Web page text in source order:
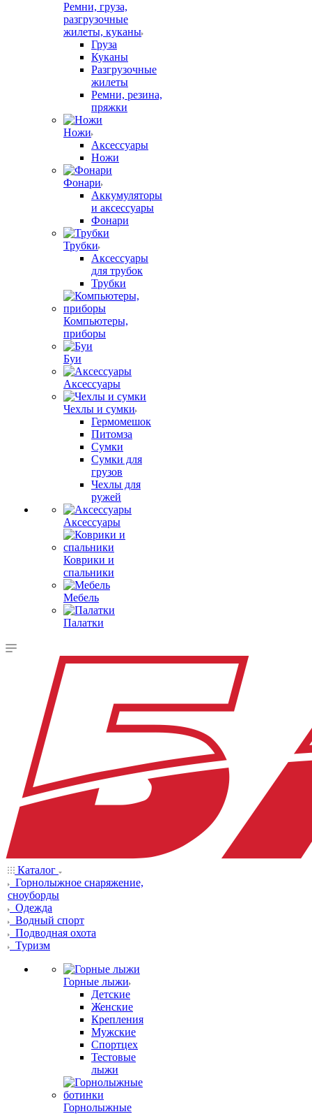
Ремни, груза,
разгрузочные
жилеты, куканы
Груза
Куканы
Разгрузочные
жилеты
Ремни, резина,
пряжки
Ножи
Аксессуары
Ножи
Фонари
Аккумуляторы
и аксессуары
Фонари
Трубки
Аксессуары
для трубок
Трубки
Компьютеры,
приборы
Буи
Аксессуары
Чехлы и сумки
Гермомешок
Питомза
Сумки
Сумки для
грузов
Чехлы для
ружей
Аксессуары
Коврики и
спальники
Мебель
Палатки
Каталог
Горнолыжное снаряжение,
сноуборды
Одежда
Водный спорт
Подводная охота
Туризм
Горные лыжи
Детские
Женские
Крепления
Мужские
Спортцех
Тестовые
лыжи
Горнолыжные